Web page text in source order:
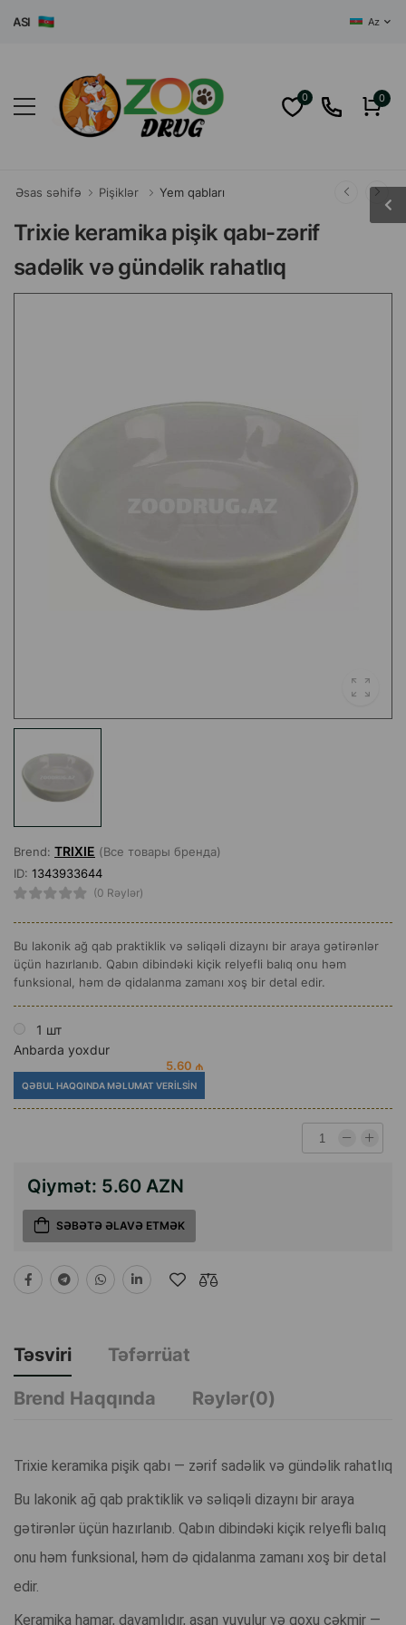
Az
0 0
Əsas səhifə Pişiklər Yem qabları
Trixie keramika pişik qabı-zərif
sadəlik və gündəlik rahatlıq
Brend: TRIXIE (Все товары бренда)
ID: 1343933644
(0 Rəylər)
Bu lakonik ağ qab praktiklik və səliqəli dizaynı bir araya gətirənlər
üçün hazırlanıb. Qabın dibindəki kiçik relyefli balıq onu həm
funksional, həm də qidalanma zamanı xoş bir detal edir.
1 шт
Anbarda yoxdur
5.60 ₼
QƏBUL HAQQINDA MƏLUMAT VERILSIN
Qiymət: 5.60 AZN
SƏBƏTƏ ƏLAVƏ ETMƏK
Təsviri
Təfərrüat
Brend Haqqında
Rəylər(0)
Trixie keramika pişik qabı — zərif sadəlik və gündəlik rahatlıq
Bu lakonik ağ qab praktiklik və səliqəli dizaynı bir araya
gətirənlər üçün hazırlanıb. Qabın dibindəki kiçik relyefli balıq
onu həm funksional, həm də qidalanma zamanı xoş bir detal
edir.
Keramika hamar, davamlıdır, asan yuyulur və qoxu çəkmir —